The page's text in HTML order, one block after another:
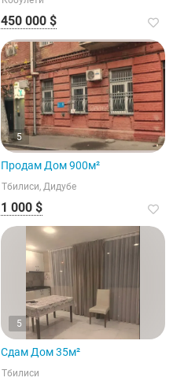
450 000 $
5
Продам Дом 900м²
Тбилиси, Дидубе
1 000 $
5
Сдам Дом 35м²
Тбилиси